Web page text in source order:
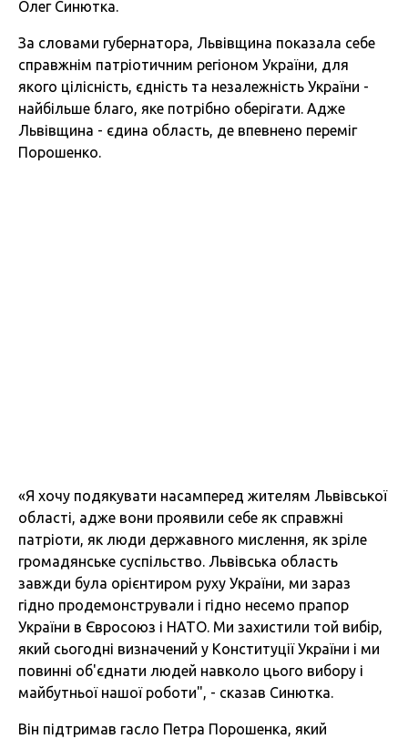
Олег Синютка.
За словами губернатора, Львівщина показала себе
справжнім патріотичним регіоном України, для
якого цілісність, єдність та незалежність України -
найбільше благо, яке потрібно оберігати. Адже
Львівщина - єдина область, де впевнено переміг
Порошенко.
«Я хочу подякувати насамперед жителям Львівської
області, адже вони проявили себе як справжні
патріоти, як люди державного мислення, як зріле
громадянське суспільство. Львівська область
завжди була орієнтиром руху України, ми зараз
гідно продемонстрували і гідно несемо прапор
України в Євросоюз і НАТО. Ми захистили той вибір,
який сьогодні визначений у Конституції України і ми
повинні об'єднати людей навколо цього вибору і
майбутньої нашої роботи", - сказав Синютка.
Він підтримав гасло Петра Порошенка, який